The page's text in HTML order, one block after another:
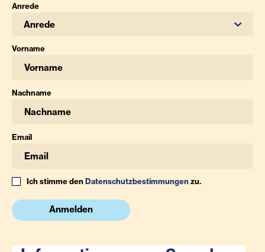
Anrede
Anrede
Vorname
Nachname
Email
Ich stimme denDatenschutzbestimmungenzu.
Anmelden